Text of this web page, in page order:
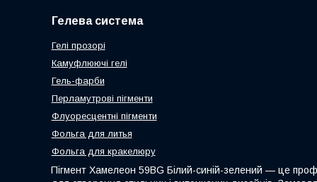
Гелева система
Гелі прозорі
Камуфлюючі гелі
Гель-фарби
Перламутрові пігменти
Флуоресцентні пігменти
Фольга для литья
Фольга для кракелюру
Пігмент Хамелеон 59BG Білий-синій-зелений — це